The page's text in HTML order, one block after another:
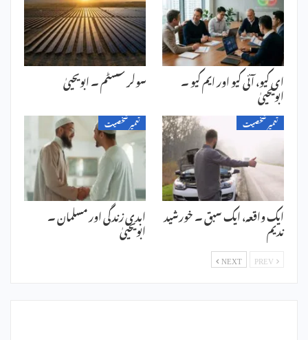
ای کیو، آئی کیو اور ایم کیو ۔
ابویحییٰ
سولر سسٹم ۔ ابویحییٰ
تعمیر شخصیت
ایک واقعہ، ایک سبق ۔ خورشید
ندیم
تعمیر شخصیت
ابدی زندگی اور مسلمان ۔
ابویحییٰ
NEXT